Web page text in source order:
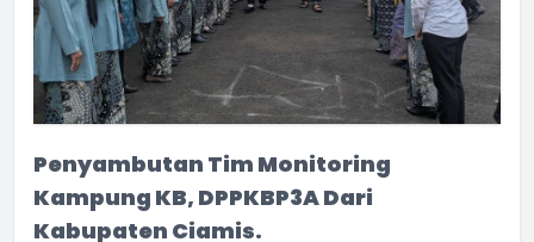
Penyambutan Tim Monitoring
Kampung KB, DPPKBP3A Dari
Kabupaten Ciamis.